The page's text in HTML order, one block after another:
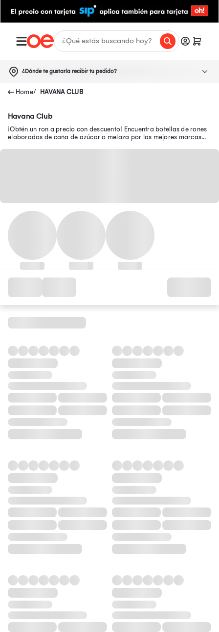
¿Dónde te gustaría recibir tu pedido?
HAVANA CLUB
Havana Club
¡Obtén un ron a precio con descuento! Encuentra botellas de rones
elaborados de caña de azúcar o melaza por las mejores marcas